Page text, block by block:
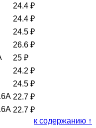
24.4 ₽
24.4 ₽
24.5 ₽
26.6 ₽
25 ₽
24.2 ₽
24.5 ₽
22.7 ₽
22.7 ₽
к содержанию ↑